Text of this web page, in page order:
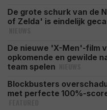
De grote schurk van de
of Zelda' is eindelijk
De nieuwe 'X-Men'-film
opkomende en gewilde
team spelen
Blockbusters
met perfecte 100%-